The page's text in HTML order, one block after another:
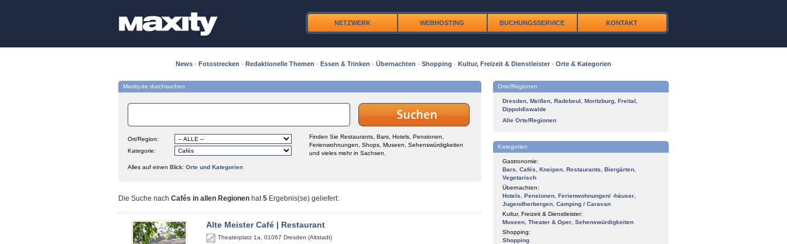
NETZWERK WEBHOSTING BUCHUNGSSERVICE KONTAKT
News · Fotostrecken · Redaktionelle Themen · Essen & Trinken · Übernachten · Shopping · Kultur, Freizeit & Dienstleister · Orte & Kategorien
Maxity.de durchsuchen
Ort/Region:
Kategorie:
Finden Sie Restaurants, Bars, Hotels, Pensionen,
Ferienwohnungen, Shops, Museen, Sehenswürdigkeiten
und vieles mehr in Sachsen.
Alles auf einen Blick: Orte und Kategorien
Die Suche nach Cafés in allen Regionen hat5 Ergebnis(se) geliefert:
Alte Meister Café | Restaurant
Theaterplatz 1a 01067 Dresden (Altstadt)
Orte/Regionen
Dresden Meißen Radebeul Moritzburg Freital
Dippoldiswalde
Alle Orte/Regionen
Kategorien
Gastronomie:
Bars
Cafés Kneipen Restaurants Biergärten
Vegetarisch
Übernachten:
Hotels
Pensionen Ferienwohnungen/ -häuser
Jugendherbergen Camping / Caravan
Kultur, Freizeit & Dienstleister:
Museen Theater & Oper Sehenswürdigkeiten
Shopping:
Shopping